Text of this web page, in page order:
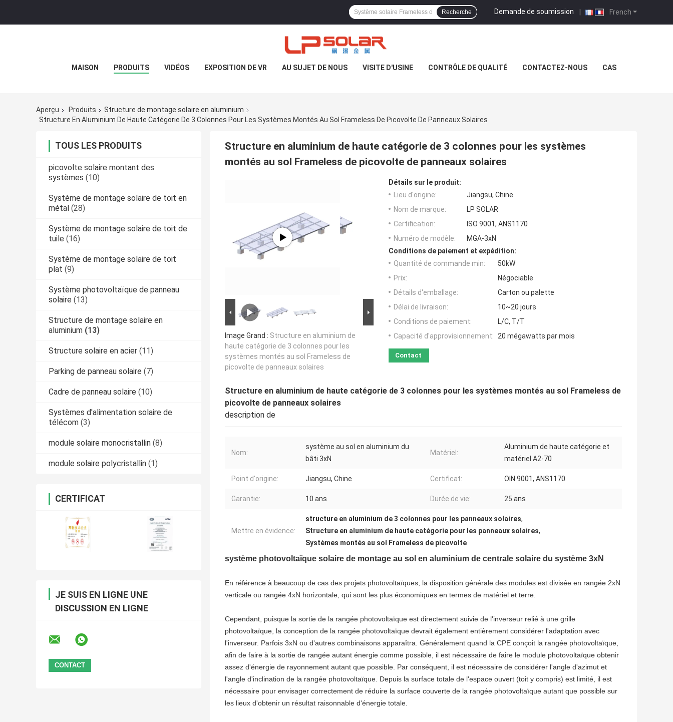
French
Demande de soumission |
Recherche
MAISON PRODUITS VIDÉOS EXPOSITION DE VR AU SUJET DE NOUS VISITE D'USINE CONTRÔLE DE QUALITÉ CONTACTEZ-NOUS CAS
Aperçu Produits
Structure de montage solaire en aluminium
Structure En Aluminium De Haute Catégorie De 3 Colonnes Pour Les Systèmes Montés Au Sol Frameless De Picovolte De Panneaux Solaires
TOUS LES PRODUITS
picovolte solaire montant des
systèmes (10)
Système de montage solaire de toit en
métal (28)
Système de montage solaire de toit de
tuile (16)
Système de montage solaire de toit
plat (9)
Système photovoltaïque de panneau
solaire (13)
Structure de montage solaire en
aluminium (13)
Structure solaire en acier (11)
Parking de panneau solaire (7)
Cadre de panneau solaire (10)
Systèmes d'alimentation solaire de
télécom (3)
module solaire monocristallin (8)
module solaire polycristallin (1)
CERTIFICAT
JE SUIS EN LIGNE UNE
DISCUSSION EN LIGNE
Structure en aluminium de haute catégorie de 3 colonnes pour les systèmes
montés au sol Frameless de picovolte de panneaux solaires
Image Grand : Structure en aluminium de
haute catégorie de 3 colonnes pour les
systèmes montés au sol Frameless de
picovolte de panneaux solaires
Détails sur le produit:
Lieu d'origine:
Jiangsu, Chine
Nom de marque:
LP SOLAR
Certification:
ISO 9001, ANS1170
Numéro de modèle:
MGA-3xN
Conditions de paiement et expédition:
Quantité de commande min:
50kW
Prix:
Négociable
Détails d'emballage:
Carton ou palette
Délai de livraison:
10~20 jours
Conditions de paiement:
L/C, T/T
Capacité d'approvisionnement:
20 mégawatts par mois
Contact
Structure en aluminium de haute catégorie de 3 colonnes pour les systèmes montés au sol Frameless de
picovolte de panneaux solaires
description de
Nom:
système au sol en aluminium du
bâti 3xN
Matériel:
Aluminium de haute catégorie et
matériel A2-70
Point d'origine: Jiangsu, Chine Certificat: OIN 9001, ANS1170
Garantie: 10 ans Durée de vie: 25 ans
Mettre en évidence:
structure en aluminium de 3 colonnes pour les panneaux solaires,
Structure en aluminium de haute catégorie pour les panneaux solaires,
Systèmes montés au sol Frameless de picovolte
système photovoltaïque solaire de montage au sol en aluminium de centrale solaire du système 3xN
En référence à beaucoup de cas des projets photovoltaïques, la disposition générale des modules est divisée en rangée 2xN
verticale ou rangée 4xN horizontale, qui sont les plus économiques en termes de matériel et terre.
Cependant, puisque la sortie de la rangée photovoltaïque est directement suivie de l'inverseur relié à une grille
photovoltaïque, la conception de la rangée photovoltaïque devrait également entièrement considérer l'adaptation avec
l'inverseur. Parfois 3xN ou d'autres combinaisons apparaîtra. Généralement quand la CPE conçoit la rangée photovoltaïque,
afin de faire à la sortie de rangée autant énergie comme possible, il est nécessaire de faire le module photovoltaïque obtenir
assez d'énergie de rayonnement autant que possible. Par conséquent, il est nécessaire de considérer l'angle d'azimut et
l'angle d'inclination de la rangée photovoltaïque. Depuis la surface totale de l'espace ouvert (toit y compris) est limité, il est
nécessaire pour envisager correctement de réduire la surface couverte de la rangée photovoltaïque autant que possible sur
les lieux d'obtenir un résultat raisonnable d'énergie totale.